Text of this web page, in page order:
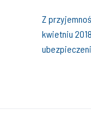
Z
kwietniu